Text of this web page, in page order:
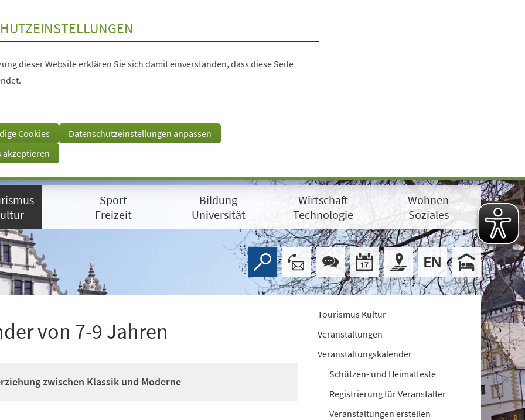
dieser Website erklären Sie sich damit einverstanden, dass diese Seite
Cookies
Datenschutzeinstellungen anpassen
akzeptieren
Sport
Freizeit
Bildung
Universität
Wirtschaft
Technologie
Wohnen
Soziales
von 7-9 Jahren
zwischen Klassik und Moderne
Tourismus Kultur
Veranstaltungen
Veranstaltungskalender
Schützen- und Heimatfeste
Registrierung für Veranstalter
Veranstaltungen erstellen